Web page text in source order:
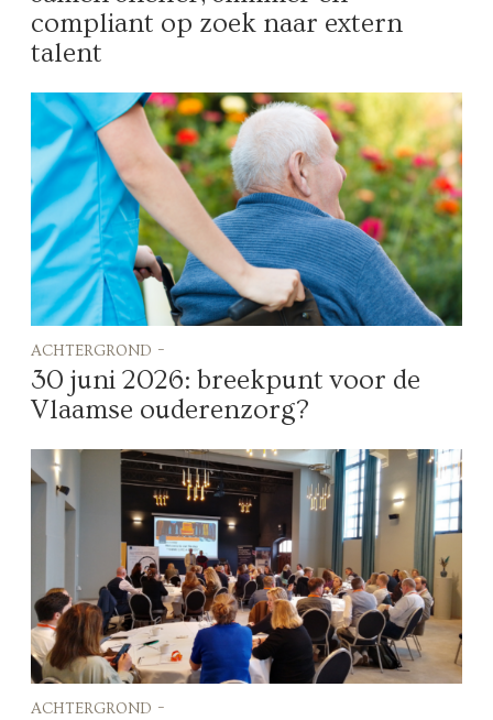
compliant op zoek naar extern
talent
achtergrond -
30 juni 2026: breekpunt voor de
Vlaamse ouderenzorg?
achtergrond -